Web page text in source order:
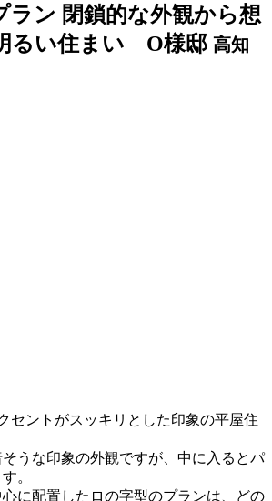
ラン 閉鎖的な外観から想
るい住まい O様邸 高知
セントがスッキリとした印象の平屋住
うな印象の外観ですが、中に入るとパ
。
に配置したロの字型のプランは、どの